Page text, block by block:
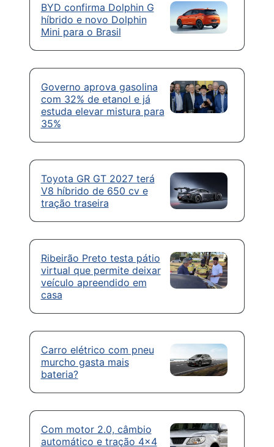
BYD confirma Dolphin G
híbrido e novo Dolphin
Mini para o Brasil
Governo aprova gasolina
com 32% de etanol e já
estuda elevar mistura para
35%
Toyota GR GT 2027 terá
V8 híbrido de 650 cv e
tração traseira
Ribeirão Preto testa pátio
virtual que permite deixar
veículo apreendido em
casa
Carro elétrico com pneu
murcho gasta mais
bateria?
Com motor 2.0, câmbio
automático e tração 4×4